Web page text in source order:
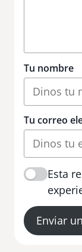
Tu nombre
Tu correo
Esta
Enviar